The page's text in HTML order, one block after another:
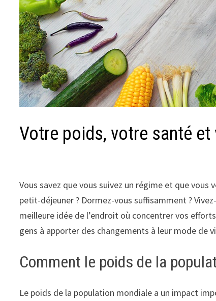
Votre poids, votre santé et
Vous savez que vous suivez un régime et que
petit-déjeuner ? Dormez-vous suffisamment ?
meilleure idée de l’endroit où concentrer vos
gens à apporter des changements à leur mode de
Comment le poids de la
Le poids de la population mondiale a un impact